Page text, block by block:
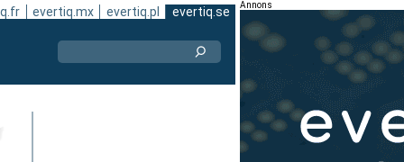
evertiq.mx evertiq.pl evertiq.se Annons